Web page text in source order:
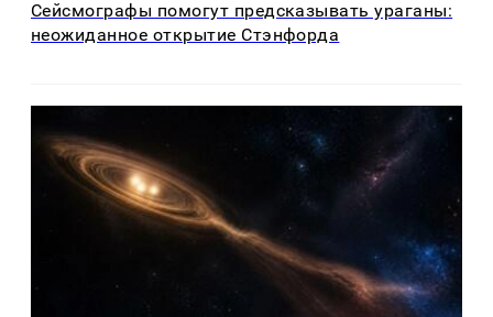
Сейсмографы помогут предсказывать ураганы:
неожиданное открытие Стэнфорда